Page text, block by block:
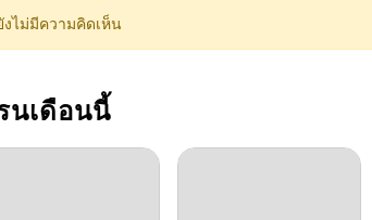
งไม่มีความคิดเห็น
นเดือนนี้